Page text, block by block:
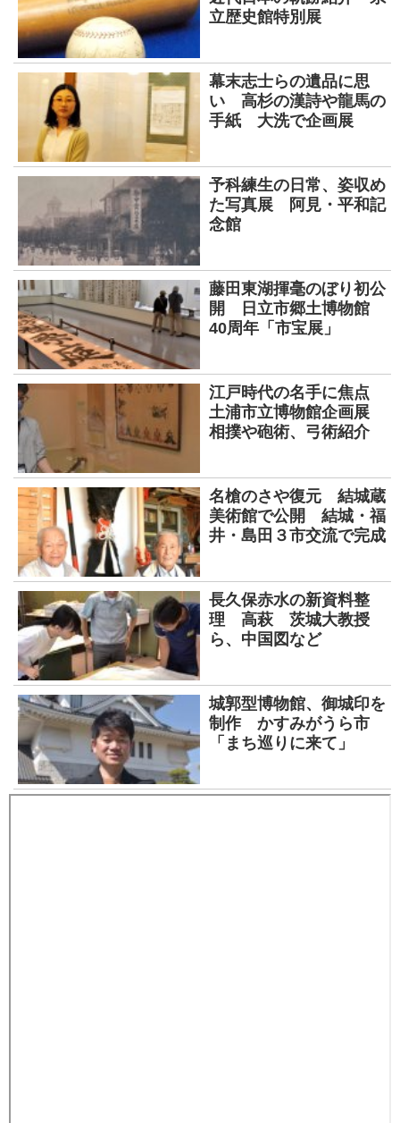
立歴史館特別展
幕末志士らの遺品に思
い 高杉の漢詩や龍馬の
手紙 大洗で企画展
予科練生の日常、姿収め
た写真展 阿見・平和記
念館
藤田東湖揮毫のぼり初公
開 日立市郷土博物館
40周年「市宝展」
江戸時代の名手に焦点
土浦市立博物館企画展
相撲や砲術、弓術紹介
名槍のさや復元 結城蔵
美術館で公開 結城・福
井・島田３市交流で完成
長久保赤水の新資料整
理 高萩 茨城大教授
ら、中国図など
城郭型博物館、御城印を
制作 かすみがうら市
「まち巡りに来て」